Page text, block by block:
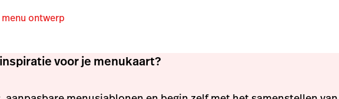
ontwerp
voor je menukaart?